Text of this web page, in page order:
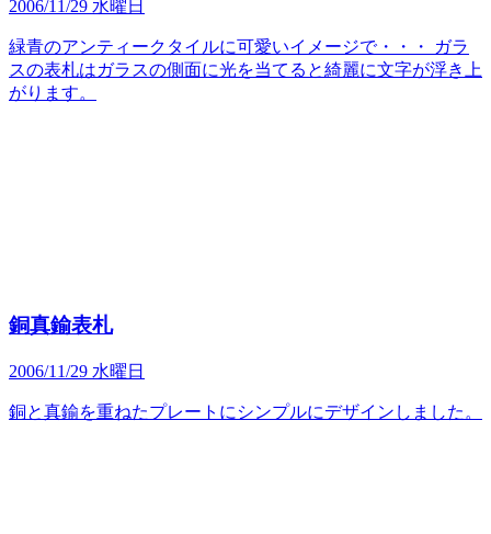
2006/11/29 水曜日
緑青のアンティークタイルに可愛いイメージで・・・ ガラ
スの表札はガラスの側面に光を当てると綺麗に文字が浮き上
がります。
銅真鍮表札
2006/11/29 水曜日
銅と真鍮を重ねたプレートにシンプルにデザインしました。